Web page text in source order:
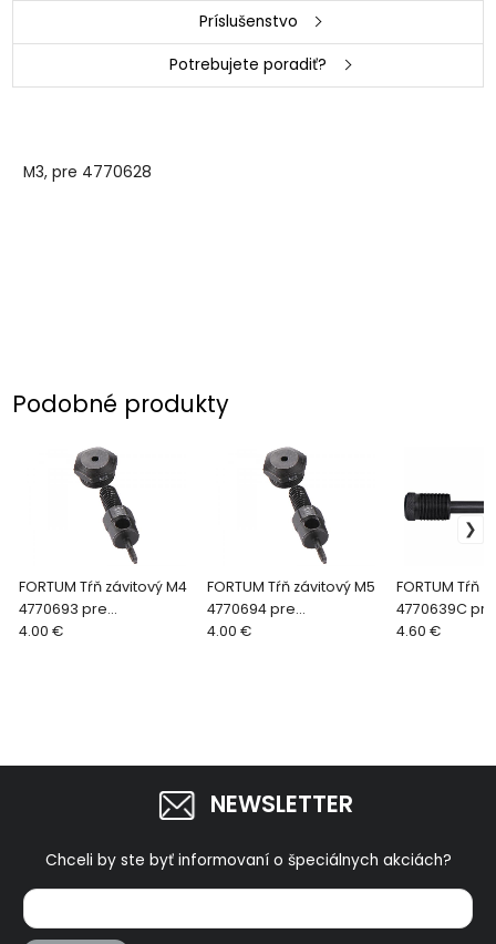
Príslušenstvo
Potrebujete poradiť?
M3, pre 4770628
Podobné produkty
FORTUM Tŕň závitový M4
4770693 pre
4770620,30,32,33,34,35,
4.00 €
FORTUM Tŕň závitový M5
4770694 pre
4770620,30,32,33,34,35,
4.00 €
FORTUM Tŕň
4770639C
4.60 €
NEWSLETTER
Chceli by ste byť informovaní o špeciálnych akciách?